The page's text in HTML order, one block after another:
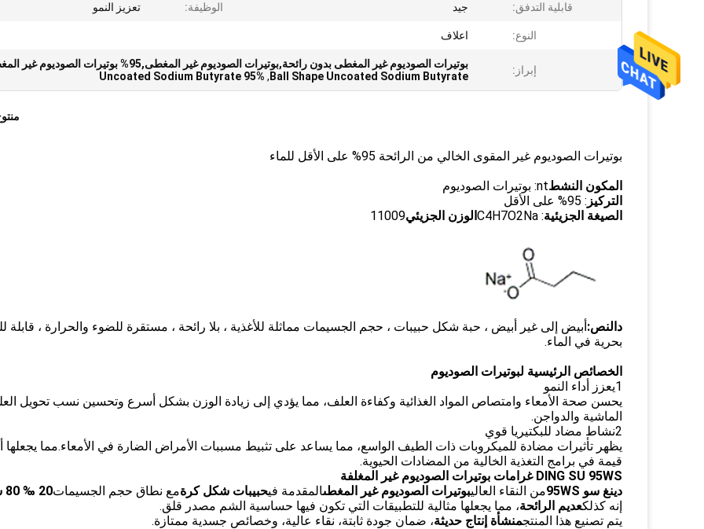
قابلية التدفق: جيد الوظيفة: تعزيز النمو
النوع: اعلاف
إبراز: بوتيرات الصوديوم غير المغطى بدون رائحة,بوتيرات الصوديوم غير المغطى,95% بوتيرات الصوديوم غير المغطى
Ball Shape Uncoated Sodium Butyrate
,
95% Uncoated Sodium Butyrate
بوتيرات الصوديوم غير المقوى الخالي من الرائحة 95% على الأقل للماء
المكون النشطnt: بوتيرات الصوديوم
التركيز : 95% على الأقل
الصيغة الجزيئية: C4H7O2Na الوزن الجزيئي11009
دالنص:أبيض إلى غير أبيض ، حبة شكل حبيبات ، حجم الجسيمات مماثلة للأغذية ، بلا رائحة ، مستقرة للضوء والحرارة ، قابلة
بحرية في الماء.
الخصائص الرئيسية لبوتيرات الصوديوم
1يعزز أداء النمو
يحسن صحة الأمعاء وامتصاص المواد الغذائية وكفاءة العلف، مما يؤدي إلى زيادة الوزن بشكل أسرع وتحسين نسب تحويل
الماشية والدواجن.
2نشاط مضاد للبكتيريا قوي
يظهر تأثيرات مضادة للميكروبات ذات الطيف الواسع، مما يساعد على تثبيط مسببات الأمراض الضارة في الأمعاء.مما يجعلها
قيمة في برامج التغذية الخالية من المضادات الحيوية.
DING SU 95WS غرامات بوتيرات الصوديوم غير المغلفة
دينغ سو 95WS
من النقاء العاليبوتيرات الصوديوم غير المغطىالمقدمة فيحبيبات شكل كرةمع نطاق حجم الجسيمات20 ‰ 80 شبكة
إنه كذلكعديم الرائحة، مما يجعلها مثالية للتطبيقات التي تكون فيها حساسية الشم مصدر قلق.
يتم تصنيع هذا المنتجمنشأة إنتاج حديثة، ضمان جودة ثابتة، نقاء عالية، وخصائص جسدية ممتازة.